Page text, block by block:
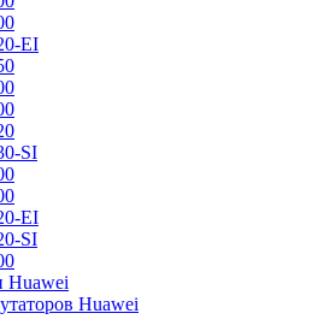
EI
SI
EI
SI
Huawei
Huawei